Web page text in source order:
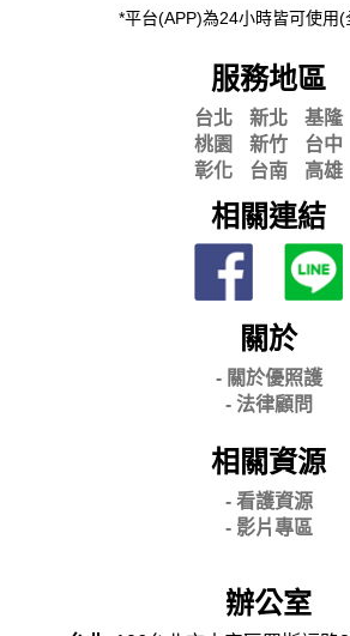
*平台(APP)為24小時皆可使用(
服務地區
台北 新北
基隆
桃園
新竹
台中
彰化
台南 高雄
相關連結
關於
- 關於優照護
- 法律顧問
相關資源
- 看護資源
- 影片專區
辦公室